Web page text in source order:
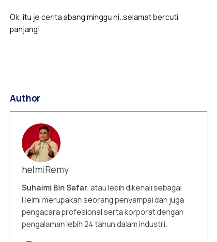
Ok, itu je cerita abang minggu ni..selamat bercuti
panjang!
Author
helmiRemy
Suhaimi Bin Safar, atau lebih dikenali sebagai
Helmi merupakan seorang penyampai dan juga
pengacara profesional serta korporat dengan
pengalaman lebih 24 tahun dalam industri.